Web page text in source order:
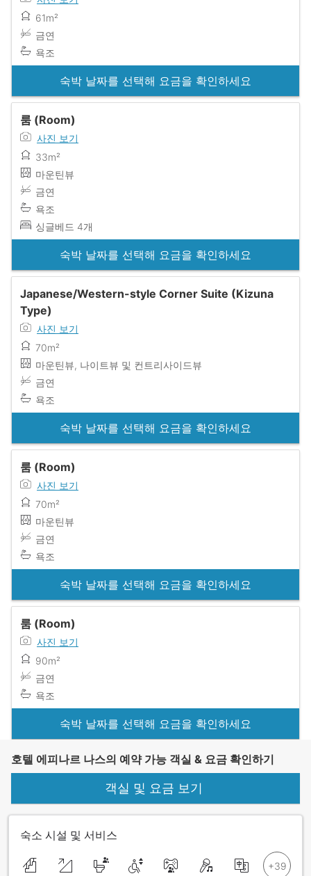
61m²
금연
욕조
숙박 날짜를 선택해 요금을 확인하세요
룸 (Room)
사진 보기
33m²
마운틴뷰
금연
욕조
싱글베드 4개
숙박 날짜를 선택해 요금을 확인하세요
Japanese/Western-style Corner Suite (Kizuna
Type)
사진 보기
70m²
마운틴뷰, 나이트뷰 및 컨트리사이드뷰
금연
욕조
숙박 날짜를 선택해 요금을 확인하세요
룸 (Room)
사진 보기
70m²
마운틴뷰
금연
욕조
숙박 날짜를 선택해 요금을 확인하세요
룸 (Room)
사진 보기
90m²
금연
욕조
숙박 날짜를 선택해 요금을 확인하세요
호텔 에피나르 나스의 예약 가능 객실 & 요금 확인하기
객실 및 요금 보기
숙소 시설 및 서비스